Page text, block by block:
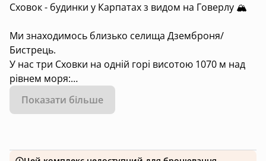
Сховок - будинки у Карпатах з видом на Говерлу 🏔️
Ми знаходимось близько селища Дземброня/
Бистрець.
У нас три Сховки на одній горі висотою 1070 м над
рівнем моря:
Наш перший будинок - Сховок з чаном,
Криж - смарт-будинок на дві спальні з каміном у
Показати більше